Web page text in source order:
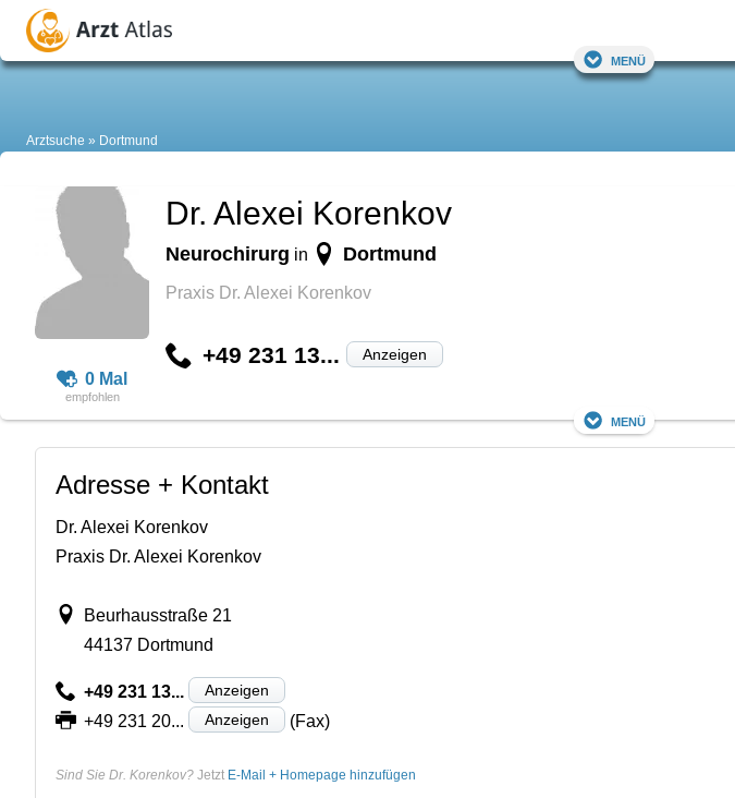
Menü
Arztsuche Dortmund
0 Mal
Dr. Alexei Korenkov
Neurochirurg in Dortmund
Praxis Dr. Alexei Korenkov
+49 231 13... Anzeigen
Menü
Adresse + Kontakt
Dr. Alexei Korenkov
Praxis Dr. Alexei Korenkov
Beurhausstraße 21
44137 Dortmund
+49 231 13... Anzeigen
+49 231 20... Anzeigen (Fax)
Sind Sie Dr. Korenkov? Jetzt E-Mail + Homepage hinzufügen